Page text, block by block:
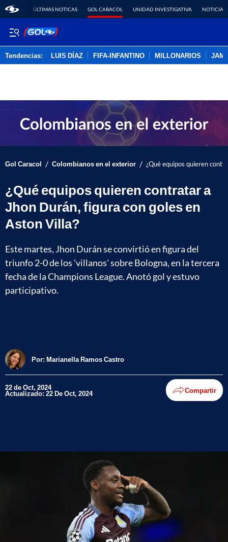
ÚLTIMAS NOTICAS GOL CARACOL UNIDAD INVESTIGATIVA NOTICIAS
Tendencias: LUIS DÍAZ FIFA-INFANTINO MILLONARIOS
Gol Caracol / Colombianos en el exterior / ¿Qué equipos quieren
¿Qué equipos quieren contratar a
Jhon Durán, figura con goles en
Aston Villa?
Este martes, Jhon Durán se convirtió en figura del
triunfo 2-0 de los 'villanos' sobre Bologna, en la tercera
fecha de la Champions League. Anotó gol y estuvo
participativo.
Por: Marianella Ramos Castro
22 de Oct, 2024
Actualizado: 22 De Oct, 2024 Compartir